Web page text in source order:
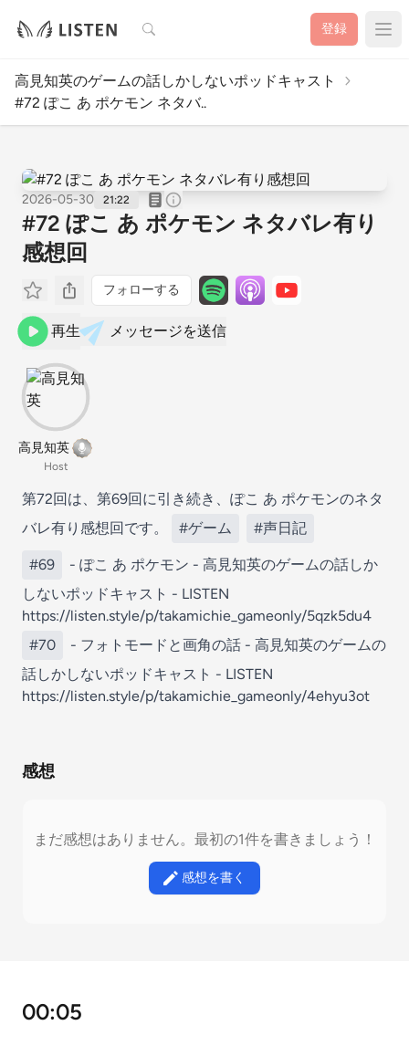
検索 登録
高見知英のゲームの話しかしないポッドキャスト
#72 ぽこ あ ポケモン ネタバ..
2026-05-30 21:22
#72 ぽこ あ ポケモン ネタバレ有り
感想回
フォローする
再生 メッセージを送信
高見知英
Host
第72回は、第69回に引き続き、ぽこ あ ポケモンのネタ
バレ有り感想回です。
#ゲーム #声日記
#69
- ぽこ あ ポケモン - 高見知英のゲームの話しか
しないポッドキャスト - LISTEN
https://listen.style/p/takamichie_gameonly/5qzk5du4
#70
- フォトモードと画角の話 - 高見知英のゲームの
話しかしないポッドキャスト - LISTEN
https://listen.style/p/takamichie_gameonly/4ehyu3ot
感想
まだ感想はありません。最初の1件を書きましょう！
感想を書く
00:05